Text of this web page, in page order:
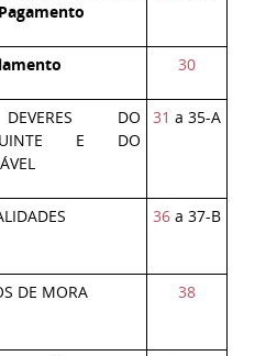
30
DO
E DO
31 a 35-A
36 a 37-B
DE MORA 38